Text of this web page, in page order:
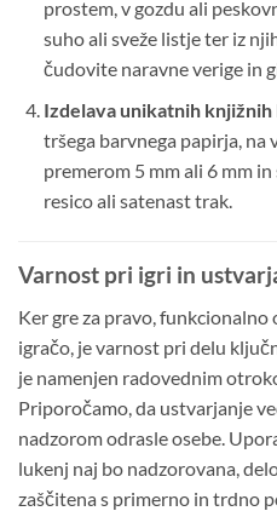
prostem, v gozdu ali
suho ali sveže listje ter iz
čudovite naravne verige in
Izdelava unikatnih knjižnih
tršega barvnega papirja, na
premerom 5 mm ali 6 mm
resico ali satenast trak.
Varnost pri igri in
Ker gre za pravo,
igračo, je varnost pri delu
je namenjen radovednim
Priporočamo, da ustvarjanje
nadzorom odrasle osebe.
lukenj naj bo nadzorovana,
zaščitena s primerno in trdno